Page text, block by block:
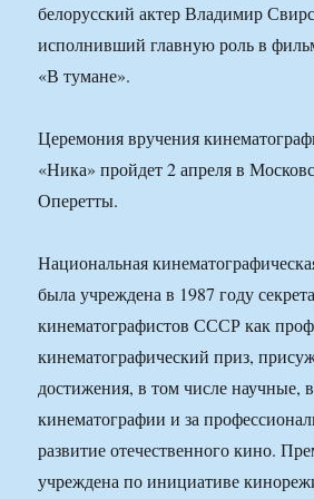
белорусский актер Владимир
исполнивший главную роль в
«В тумане».
Церемония вручения
«Ника» пройдет 2 апреля в
Оперетты.
Национальная
была учреждена в 1987 году
кинематографистов СССР как
кинематографический приз,
достижения, в том числе научные,
кинематографии и за
развитие отечественного кино.
учреждена по инициативе